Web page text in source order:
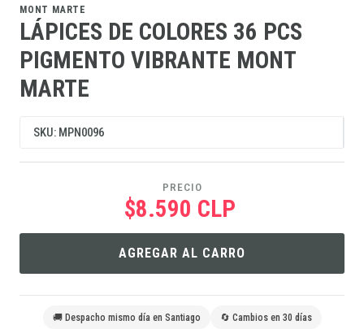
MONT MARTE
LÁPICES DE COLORES 36 PCS
PIGMENTO VIBRANTE MONT
MARTE
SKU: MPN0096
PRECIO
$8.590 CLP
AGREGAR AL CARRO
🚚 Despacho mismo día en Santiago 🔄 Cambios en 30 días